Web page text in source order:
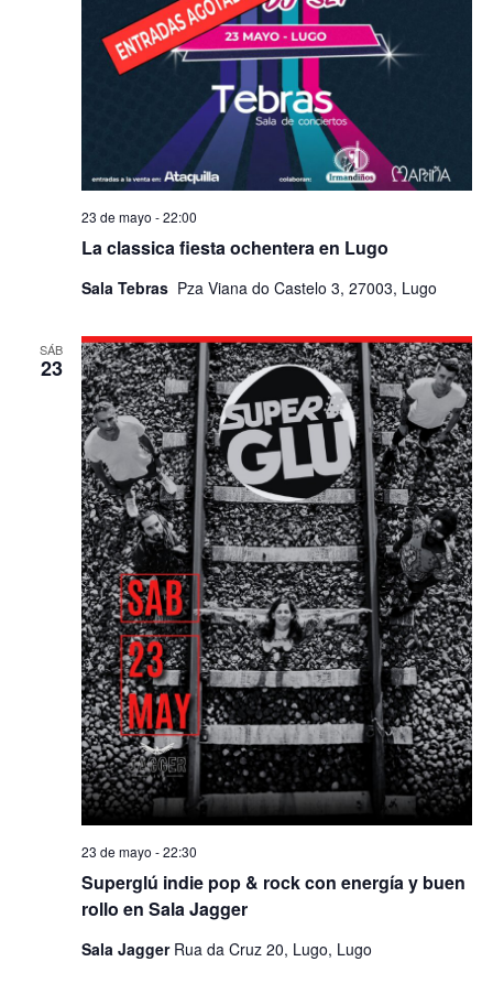
La classica fiesta ochentera en Lugo
23 de mayo - 22:00
Sala Tebras Pza Viana do Castelo 3, 27003, Lugo
SÁB
23
Superglú indie pop & rock con energía y buen
rollo en Sala Jagger
23 de mayo - 22:30
Sala Jagger Rua da Cruz 20, Lugo, Lugo